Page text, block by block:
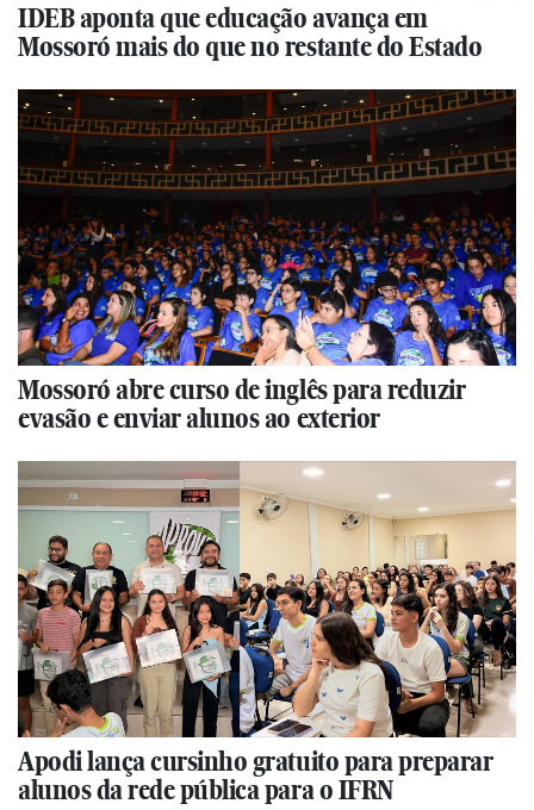
IDEB aponta que educação avança em
Mossoró mais do que no restante do Estado
Mossoró abre curso de inglês para reduzir
evasão e enviar alunos ao exterior
Apodi lança cursinho gratuito para preparar
alunos da rede pública para o IFRN